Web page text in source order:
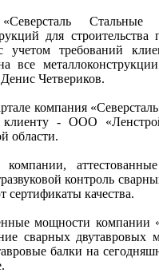
для
с учетом требований
все
Четвериков.
компания
клиенту - ООО
области.
компании,
контроль
сертификаты качества.
мощности компании
сварных
балки на